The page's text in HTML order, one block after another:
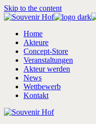
Skip to the content
Home
Akteure
Concept-Store
Veranstaltungen
Akteur werden
News
Wettbewerb
Kontakt